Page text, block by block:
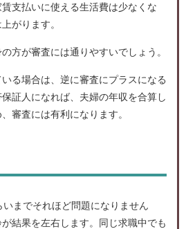
支払いに使える生活費は少なくな
がります。
方が審査には通りやすいでしょう。
る場合は、逆に審査にプラスになる
証人になれば、夫婦の年収を合算し
審査には有利になります。
までそれほど問題になりません
結果を左右します。同じ求職中でも